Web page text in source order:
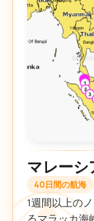
マレーシ
40日間の航海
1週間以上の